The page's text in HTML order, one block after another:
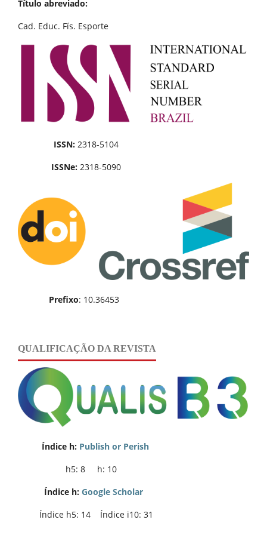
Título abreviado:
Cad. Educ. Fís. Esporte
ISSN: 2318-5104
ISSNe: 2318-5090
Prefixo: 10.36453
QUALIFICAÇÃO DA REVISTA
Índice h: Publish or Perish
h5: 8 h: 10
Índice h: Google Scholar
Índice h5: 14 Índice i10: 31